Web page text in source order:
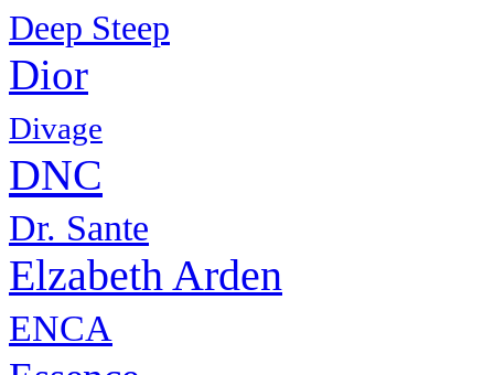
Deep Steep
Dior
Divage
DNC
Dr. Sante
Elzabeth Arden
ENCA